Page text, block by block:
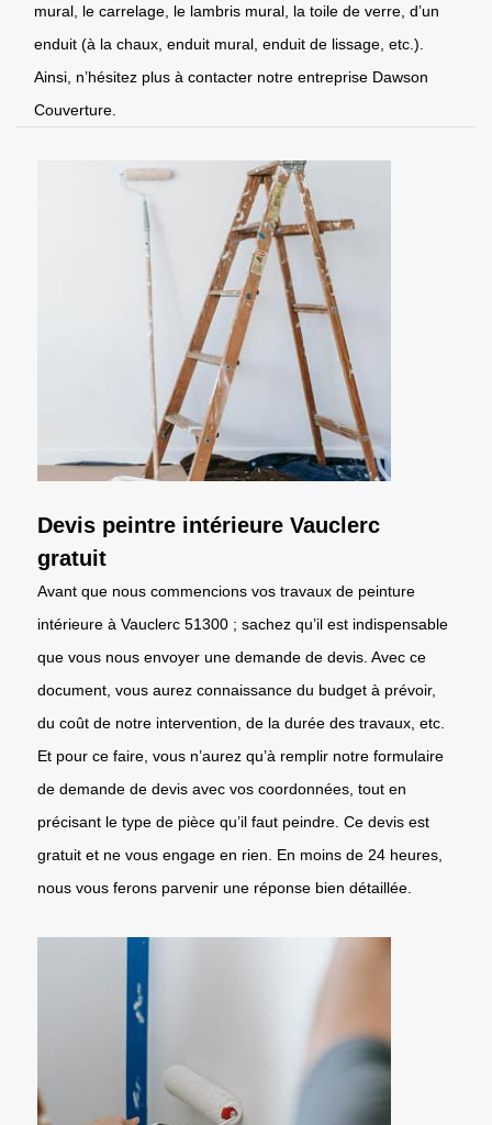
mural, le carrelage, le lambris mural, la toile de verre, d’un
enduit (à la chaux, enduit mural, enduit de lissage, etc.).
Ainsi, n’hésitez plus à contacter notre entreprise Dawson
Couverture.
Devis peintre intérieure Vauclerc
gratuit
Avant que nous commencions vos travaux de peinture
intérieure à Vauclerc 51300 ; sachez qu’il est indispensable
que vous nous envoyer une demande de devis. Avec ce
document, vous aurez connaissance du budget à prévoir,
du coût de notre intervention, de la durée des travaux, etc.
Et pour ce faire, vous n’aurez qu’à remplir notre formulaire
de demande de devis avec vos coordonnées, tout en
précisant le type de pièce qu’il faut peindre. Ce devis est
gratuit et ne vous engage en rien. En moins de 24 heures,
nous vous ferons parvenir une réponse bien détaillée.